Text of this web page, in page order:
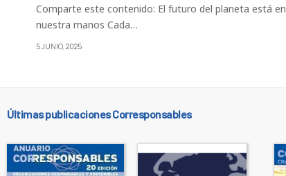
Comparte este contenido: El futuro del planeta está en
nuestra manos Cada…
5 JUNIO, 2025
Últimas publicaciones Corresponsables